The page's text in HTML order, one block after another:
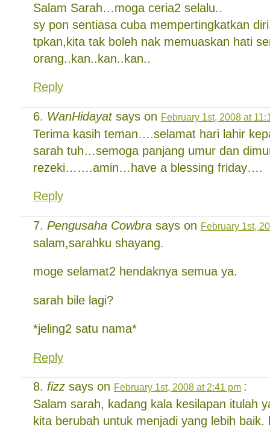
Salam Sarah…moga ceria2 selalu..
sy pon sentiasa cuba mempertingkatkan
tpkan,kita tak boleh nak memuaskan hati
orang..kan..kan..kan..
Reply
WanHidayatsays on February 1st, 2008 at
Terima kasih teman….selamat hari lahir
sarah tuh…semoga panjang umur dan
rezeki…….amin…have a blessing friday….
Reply
Pengusaha Cowbra says on February 1st,
salam,sarahku shayang.
moge selamat2 hendaknya semua ya.
sarah bile lagi?
*jeling2 satu nama*
Reply
fizz says on February 1st, 2008 at 2:41 pm :
Salam sarah, kadang kala kesilapan itulah
kita berubah untuk menjadi yang lebih